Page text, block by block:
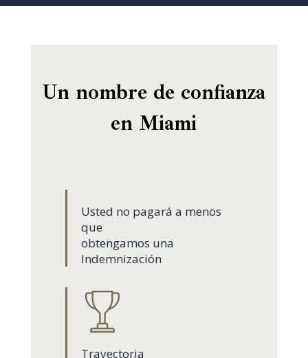
Un nombre de confianza
en Miami
Usted no pagará a menos
que
obtengamos una
Indemnización
Trayectoria